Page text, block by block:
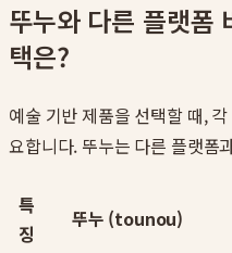
뚜누와 다른 플랫폼
택은?
예술 기반 제품을 선택할 때,
요합니다. 뚜누는 다른 플랫폼
특
징
뚜누 (tounou)